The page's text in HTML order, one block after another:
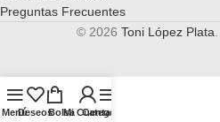
Preguntas Frecuentes
© 2026 Toni López Plata
MenúDeseosBolsaMi Cuenta
Categorías